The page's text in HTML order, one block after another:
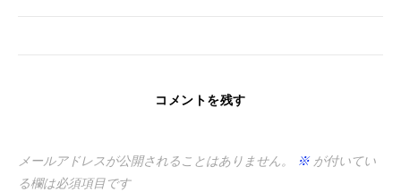
コメントを残す
メールアドレスが公開されることはありません。 ※が付いてい
る欄は必須項目です